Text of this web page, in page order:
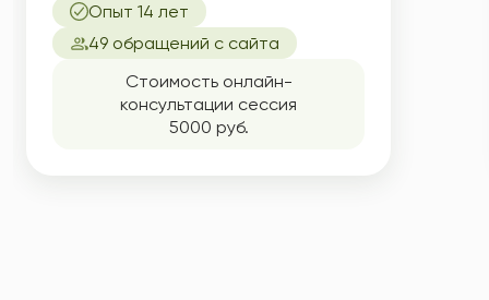
Опыт 14 лет
49 обращений с сайта
Стоимость онлайн-
консультации сессия
5000 руб.